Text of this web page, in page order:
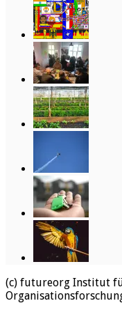
(c) futureorg Institut